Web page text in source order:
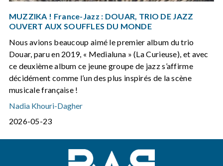
MUZZIKA ! France-Jazz : DOUAR, TRIO DE JAZZ
OUVERT AUX SOUFFLES DU MONDE
Nous avions beaucoup aimé le premier album du trio
Douar, paru en 2019, « Medialuna » (La Curieuse), et avec
ce deuxième album ce jeune groupe de jazz s’affirme
décidément comme l’un des plus inspirés de la scène
musicale française !
Nadia Khouri-Dagher
2026-05-23